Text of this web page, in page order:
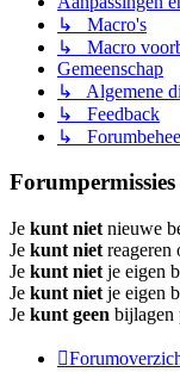
↳ Macro's
↳ Macro
Gemeenschap
↳ Algemene
↳ Feedback
↳
Forumpermissies
Je kunt niet nieuwe
Je kunt niet
Je kunt niet je eigen
Je kunt niet je eigen
Je kunt geen bijlagen